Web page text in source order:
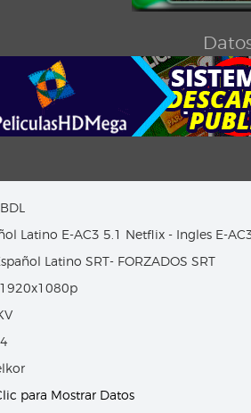
Latino E-AC3 5.1 Netflix - Ingles E-
Latino SRT- FORZADOS SRT
1920x1080p
para Mostrar Datos